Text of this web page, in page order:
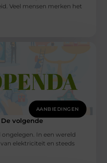
Veel mensen merken het
AANBIEDINGEN
volgende
In een wereld
elektriciteit en steeds